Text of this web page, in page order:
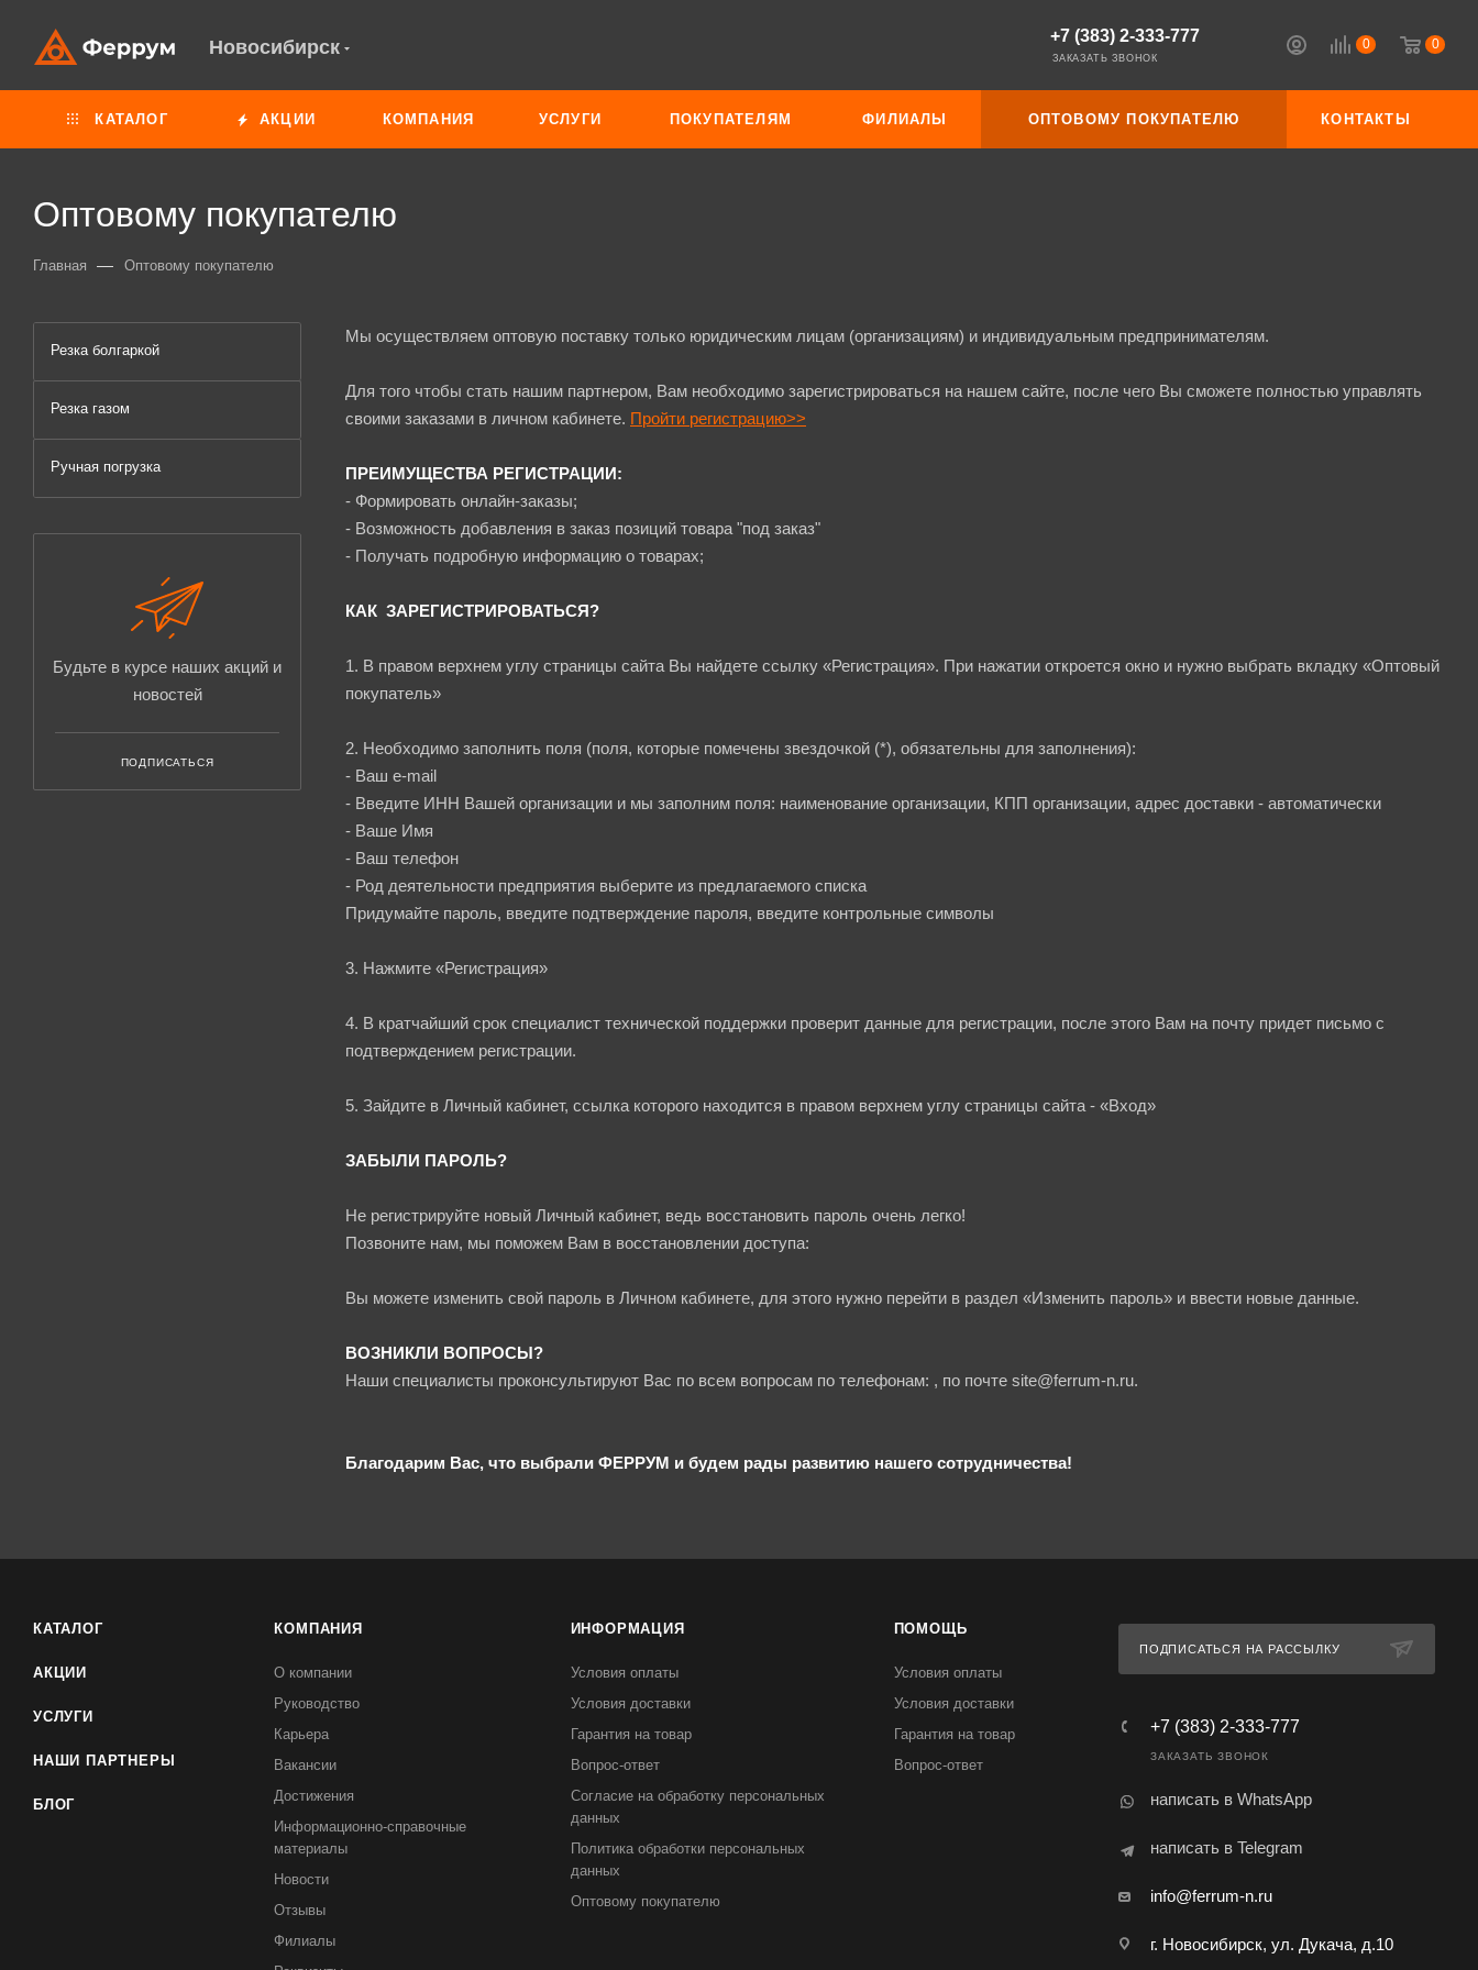
Новосибирск 0 0
+7 (383) 2-333-777
ЗАКАЗАТЬ ЗВОНОК
КАТАЛОГ АКЦИИ КОМПАНИЯ УСЛУГИ ПОКУПАТЕЛЯМ ФИЛИАЛЫ ОПТОВОМУ ПОКУПАТЕЛЮ КОНТАКТЫ
Оптовому покупателю
Главная — Оптовому покупателю
Мы осуществляем оптовую поставку только юридическим лицам (организациям) и индивидуальным предпринимателям.
Для того чтобы стать нашим партнером, Вам необходимо зарегистрироваться на нашем сайте, после чего Вы сможете полностью управлять
своими заказами в личном кабинете. Пройти регистрацию>>
ПРЕИМУЩЕСТВА РЕГИСТРАЦИИ:
- Формировать онлайн-заказы;
- Возможность добавления в заказ позиций товара "под заказ"
- Получать подробную информацию о товарах;
КАК ЗАРЕГИСТРИРОВАТЬСЯ?
1. В правом верхнем углу страницы сайта Вы найдете ссылку «Регистрация». При нажатии откроется окно и нужно выбрать вкладку «Оптовый
покупатель»
2. Необходимо заполнить поля (поля, которые помечены звездочкой (*), обязательны для заполнения):
- Ваш e-mail
- Введите ИНН Вашей организации и мы заполним поля: наименование организации, КПП организации, адрес доставки - автоматически
- Ваше Имя
- Ваш телефон
- Род деятельности предприятия выберите из предлагаемого списка
Придумайте пароль, введите подтверждение пароля, введите контрольные символы
3. Нажмите «Регистрация»
4. В кратчайший срок специалист технической поддержки проверит данные для регистрации, после этого Вам на почту придет письмо с
подтверждением регистрации.
5. Зайдите в Личный кабинет, ссылка которого находится в правом верхнем углу страницы сайта - «Вход»
ЗАБЫЛИ ПАРОЛЬ?
Не регистрируйте новый Личный кабинет, ведь восстановить пароль очень легко!
Позвоните нам, мы поможем Вам в восстановлении доступа:
Вы можете изменить свой пароль в Личном кабинете, для этого нужно перейти в раздел «Изменить пароль» и ввести новые данные.
ВОЗНИКЛИ ВОПРОСЫ?
Наши специалисты проконсультируют Вас по всем вопросам по телефонам: , по почте site@ferrum-n.ru.
Благодарим Вас, что выбрали ФЕРРУМ и будем рады развитию нашего сотрудничества!
Резка болгаркой
Резка газом
Ручная погрузка
Будьте в курсе наших акций и
новостей
ПОДПИСАТЬСЯ
КАТАЛОГ
АКЦИИ
УСЛУГИ
НАШИ ПАРТНЕРЫ
БЛОГ
КОМПАНИЯ
О компании
Руководство
Карьера
Вакансии
Достижения
Информационно-справочные
материалы
Новости
Отзывы
Филиалы
ИНФОРМАЦИЯ
Условия оплаты
Условия доставки
Гарантия на товар
Вопрос-ответ
Согласие на обработку персональных
данных
Политика обработки персональных
данных
Оптовому покупателю
ПОМОЩЬ
Условия оплаты
Условия доставки
Гарантия на товар
Вопрос-ответ
ПОДПИСАТЬСЯ НА РАССЫЛКУ
+7 (383) 2-333-777
ЗАКАЗАТЬ ЗВОНОК
написать в WhatsApp
написать в Telegram
info@ferrum-n.ru
г. Новосибирск, ул. Дукача, д.10